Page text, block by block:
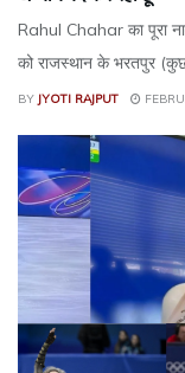
Rahul Chahar का पूरा
को राजस्थान के भरतपुर (कुछ
BY JYOTI RAJPUT